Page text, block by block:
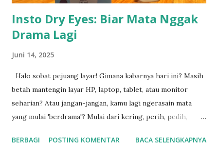
unit baru ●...
Insto Dry Eyes: Biar Mata Nggak
Drama Lagi
Juni 14, 2025
Halo sobat pejuang layar! Gimana kabarnya hari ini? Masih
betah mantengin layar HP, laptop, tablet, atau monitor
seharian? Atau jangan-jangan, kamu lagi ngerasain mata
yang mulai 'berdrama'? Mulai dari kering, perih, pedih,
ngeselin banget ya! Kalau kamu lagi ngalamin itu, selamat
BERBAGI POSTING KOMENTAR BACA SELENGKAPNYA